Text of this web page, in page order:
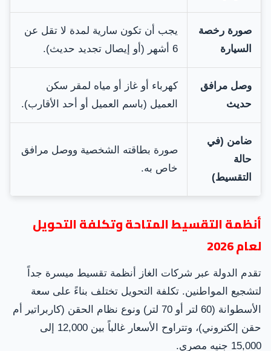
صورة رخصة
السيارة
يجب أن تكون سارية لمدة لا تقل عن
6 أشهر (أو إيصال تجديد حديث).
وصل مرافق
حديث
كهرباء أو غاز أو مياه لمقر سكن
العميل (باسم العميل أو أحد الأقارب).
ضامن (في
حالة
التقسيط)
صورة بطاقته الشخصية ووصل مرافق
خاص به.
أنظمة التقسيط المتاحة وتكلفة التحويل
لعام 2026
تقدم الدولة عبر شركات الغاز أنظمة تقسيط ميسرة جداً
لتشجيع المواطنين. تكلفة التحويل تختلف بناءً على سعة
الأسطوانة (60 لتر أو 70 لتر) ونوع نظام الحقن (كاربراتير أم
حقن إلكتروني)، وتتراوح الأسعار غالباً بين 12,000 إلى
15,000 جنيه مصري.